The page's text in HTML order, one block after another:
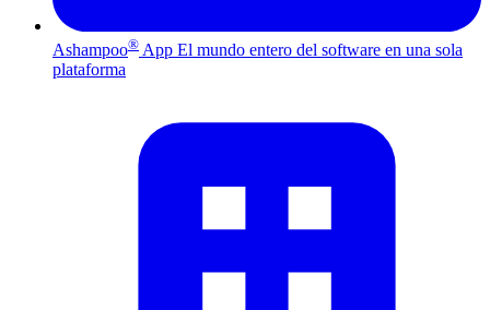
Ashampoo® App El mundo entero del software en una sola
plataforma